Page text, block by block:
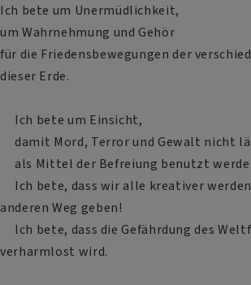
Ich bete um Unermüdlichkeit,
um Wahrnehmung und Gehör
für die Friedensbewegungen der
dieser Erde.
Ich bete um Einsicht,
damit Mord, Terror und Gewalt nicht
als Mittel der Befreiung benutzt
Ich bete, dass wir alle kreativer
anderen Weg geben!
Ich bete, dass die Gefährdung des
verharmlost wird.